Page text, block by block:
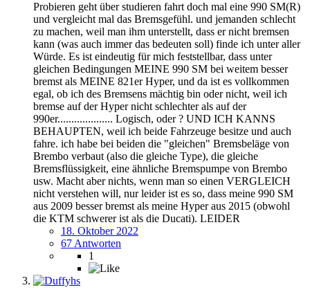
Probieren geht über studieren fahrt doch mal eine 990 SM(R)
und vergleicht mal das Bremsgefühl. und jemanden schlecht
zu machen, weil man ihm unterstellt, dass er nicht bremsen
kann (was auch immer das bedeuten soll) finde ich unter aller
Würde. Es ist eindeutig für mich feststellbar, dass unter
gleichen Bedingungen MEINE 990 SM bei weitem besser
bremst als MEINE 821er Hyper, und da ist es vollkommen
egal, ob ich des Bremsens mächtig bin oder nicht, weil ich
bremse auf der Hyper nicht schlechter als auf der
990er.................... Logisch, oder ? UND ICH KANNS
BEHAUPTEN, weil ich beide Fahrzeuge besitze und auch
fahre. ich habe bei beiden die "gleichen" Bremsbeläge von
Brembo verbaut (also die gleiche Type), die gleiche
Bremsflüssigkeit, eine ähnliche Bremspumpe von Brembo
usw. Macht aber nichts, wenn man so einen VERGLEICH
nicht verstehen will, nur leider ist es so, dass meine 990 SM
aus 2009 besser bremst als meine Hyper aus 2015 (obwohl
die KTM schwerer ist als die Ducati). LEIDER
18. Oktober 2022
67 Antworten
1